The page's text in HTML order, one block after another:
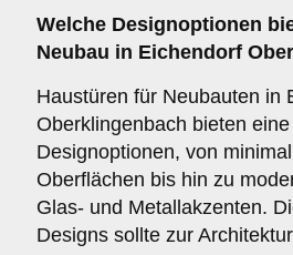
Welche Designoptionen
Neubau in Eichendorf
Haustüren für Neubauten in
Oberklingenbach bieten
Designoptionen, von
Oberflächen bis hin zu
Glas- und Metallakzenten.
Designs sollte zur